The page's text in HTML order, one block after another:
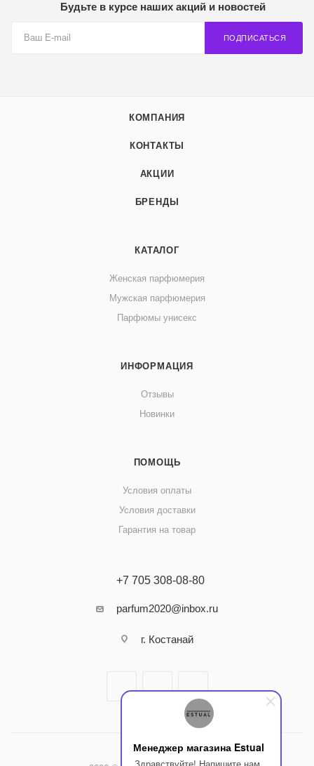
Менеджер магазина Estual
Будьте в курсе наших акций и новостей
ПОДПИСАТЬСЯ
КОМПАНИЯ
КОНТАКТЫ
АКЦИИ
БРЕНДЫ
КАТАЛОГ
Женская парфюмерия
Мужская парфюмерия
Парфюмы унисекс
ИНФОРМАЦИЯ
Отзывы
Новинки
ПОМОЩЬ
Условия оплаты
Условия доставки
Гарантия на товар
+7 705 308-08-80
parfum2020@inbox.ru
г. Костанай